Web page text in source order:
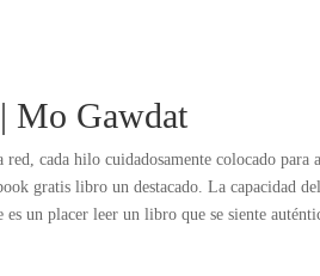
Mo Gawdat
cada hilo cuidadosamente colocado para
gratis libro un destacado. La capacidad
un placer leer un libro que se siente